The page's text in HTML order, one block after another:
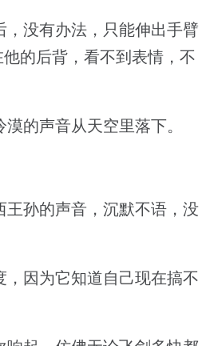
没有办法，只能伸出手臂
的后背，看不到表情，不
的声音从天空里落下。
孙的声音，沉默不语，没
因为它知道自己现在搞不